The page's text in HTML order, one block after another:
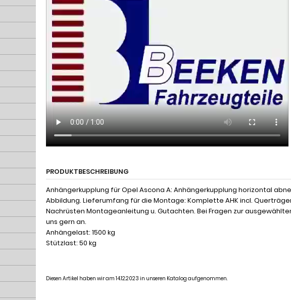
PRODUKTBESCHREIBUNG
Anhängerkupplung für Opel Ascona A: Anhängerkupplung horizontal
Abbildung. Lieferumfang für die Montage: Komplette AHK incl.
Nachrüsten Montageanleitung u. Gutachten. Bei Fragen zur
uns gern an.
Anhängelast: 1500 kg
Stützlast: 50 kg
Diesen Artikel haben wir am 14.12.2023 in unseren Katalog aufgenommen.